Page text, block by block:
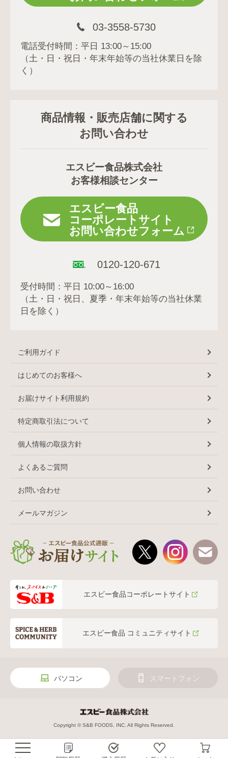
03-3558-5730
電話受付時間：平日 13:00～15:00
（土・日・祝日・年末年始等の当社休業日を除
く）
商品情報・販売店舗に関する
お問い合わせ
エスビー食品株式会社
お客様相談センター
エスビー食品
コーポレートサイト
お問い合わせフォーム
0120-120-671
受付時間：平日 10:00～16:00
（土・日・祝日、夏季・年末年始等の当社休業
日を除く）
ご利用ガイド
はじめてのお客様へ
お届けサイト利用規約
特定商取引法について
個人情報の取扱方針
よくあるご質問
お問い合わせ
メールマガジン
エスビー食品コーポレートサイト
エスビー食品 コミュニティサイト
パソコン スマートフォン
Copyright © S&B FOODS, INC. All Rights Reserved.